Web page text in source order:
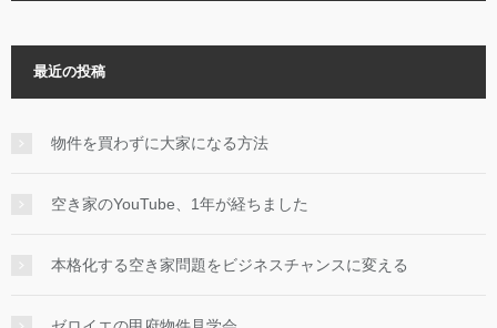
最近の投稿
物件を買わずに大家になる方法
空き家のYouTube、1年が経ちました
本格化する空き家問題をビジネスチャンスに変える